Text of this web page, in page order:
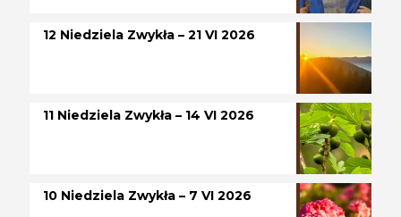
12 Niedziela Zwykła – 21 VI 2026
11 Niedziela Zwykła – 14 VI 2026
10 Niedziela Zwykła – 7 VI 2026